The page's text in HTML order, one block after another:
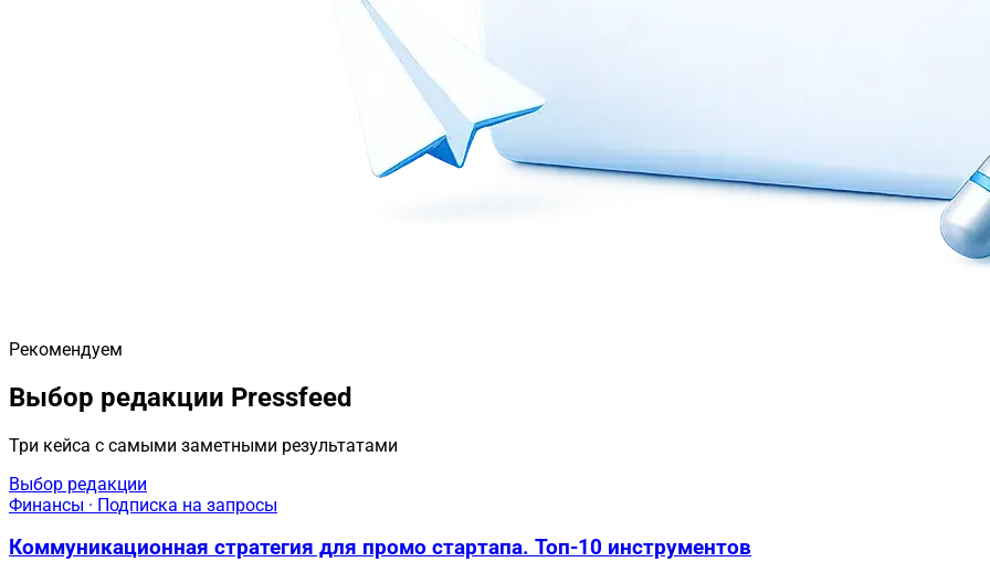
Рекомендуем
Выбор редакции Pressfeed
Три кейса с самыми заметными результатами
Выбор редакции
Финансы · Подписка на запросы
Коммуникационная стратегия для промо стартапа. Топ-10 инструментов